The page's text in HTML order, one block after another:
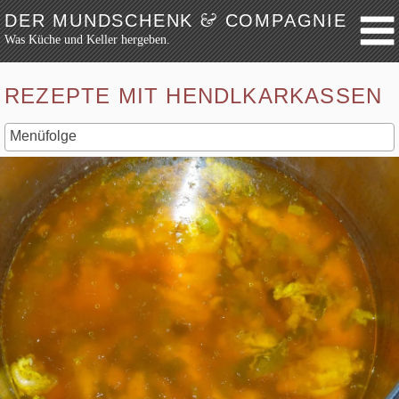
DER MUNDSCHENK&COMPAGNIE
Was Küche und Keller hergeben.
Weiter zum Inhalt
Festmahl
Küche
Keller
Lokalbesuch
Markttag
Hortikultur
Werkzeug
Bibliothek
Schaustücke
Potpourri
Rezepte
REZEPTE MIT HENDLKARKASSEN